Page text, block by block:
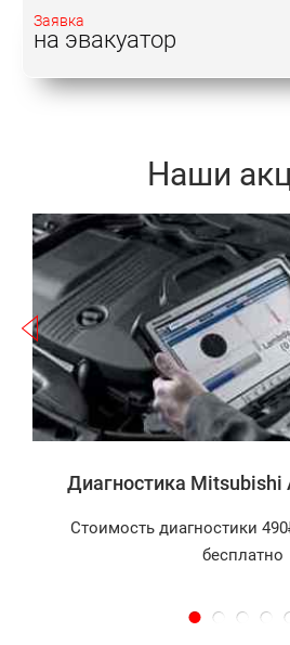
Заявка
на эвакуатор
Наши
Диагностика Mitsubishi
Стоимость диагностики
бесплатно